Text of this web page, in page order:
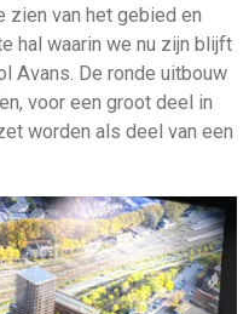
zien van het gebied en
hal waarin we nu zijn blijft
Avans. De ronde uitbouw
voor een groot deel in
worden als deel van een